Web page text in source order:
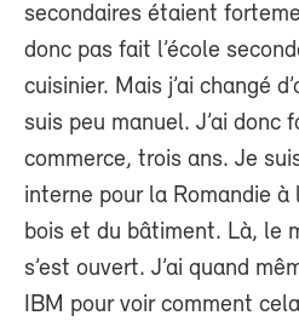
secondaires étaient
donc pas fait l’école
cuisinier. Mais j’ai changé
suis peu manuel. J’ai donc
commerce, trois ans. Je
interne pour la Romandie à
bois et du bâtiment. Là, le
s’est ouvert. J’ai quand
IBM pour voir comment